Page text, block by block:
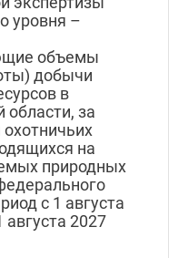
уровня –
объемы
добычи
в
области, за
на
природных
с 1 августа
августа 2027